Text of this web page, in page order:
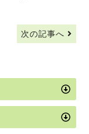
次の記事へ